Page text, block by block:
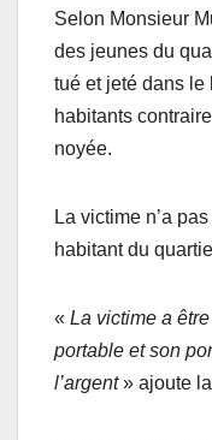
Selon Monsieur
des jeunes du
tué et jeté dans le
habitants
noyée.
La victime n’a
habitant du
« La victime a
portable et son
l’argent» ajoute